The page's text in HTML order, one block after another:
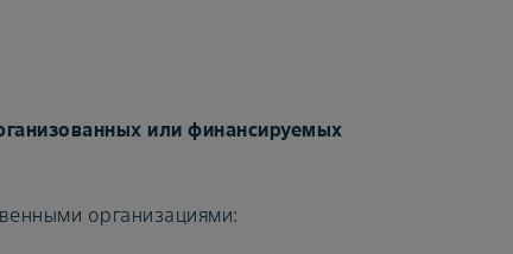
или финансируемых
организациями: